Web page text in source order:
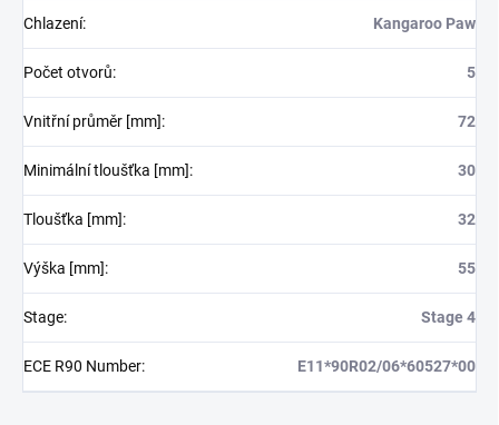
Chlazení: Kangaroo Paw
Počet otvorů: 5
Vnitřní průměr [mm]: 72
Minimální tloušťka [mm]: 30
Tloušťka [mm]: 32
Výška [mm]: 55
Stage: Stage 4
ECE R90 Number: E11*90R02/06*60527*00